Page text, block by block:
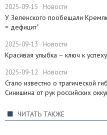
2025-09-15 Новости
​У Зеленского пообещали
= дефицит"
2025-09-13 Новости
Красивая улыбка – ключ к
2025-09-12 Новости
Стало известно о трагической
Синишина от рук российских
ЧИТАТЬ ТАКЖЕ